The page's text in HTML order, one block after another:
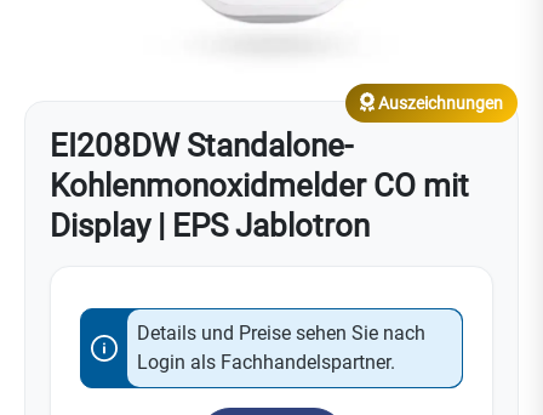
EI208DW Standalone-
Kohlenmonoxidmelder CO mit
Display | EPS Jablotron
Auszeichnungen
Details und Preise sehen Sie nach
Login als Fachhandelspartner.